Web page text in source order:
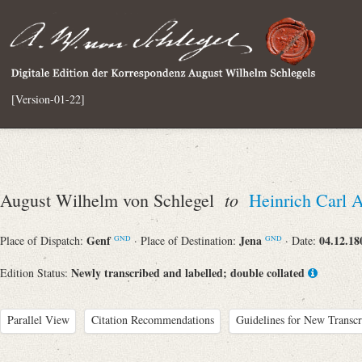
[Version-01-22]
August Wilhelm von Schlegel to Heinrich Carl
Place of Dispatch: Genf GND · Place of Destination: Jena GND · Date:
Edition Status: Newly transcribed and labelled; double collated
Parallel View Citation Recommendations Guidelines for New